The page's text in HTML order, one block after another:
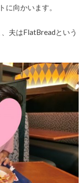
に向かいます。
夫はFlatBreadという